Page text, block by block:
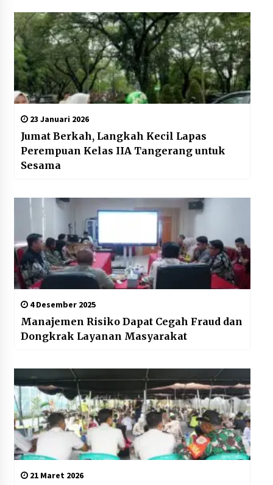
23 Januari 2026
Jumat Berkah, Langkah Kecil Lapas
Perempuan Kelas IIA Tangerang untuk
Sesama
4 Desember 2025
Manajemen Risiko Dapat Cegah Fraud dan
Dongkrak Layanan Masyarakat
21 Maret 2026